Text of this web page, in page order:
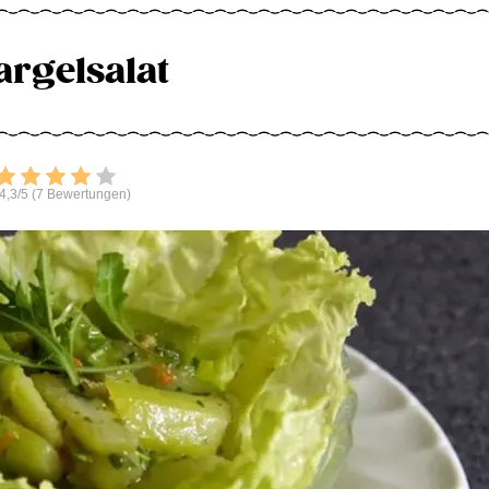
Bewerten
5 (7 Bewertungen)